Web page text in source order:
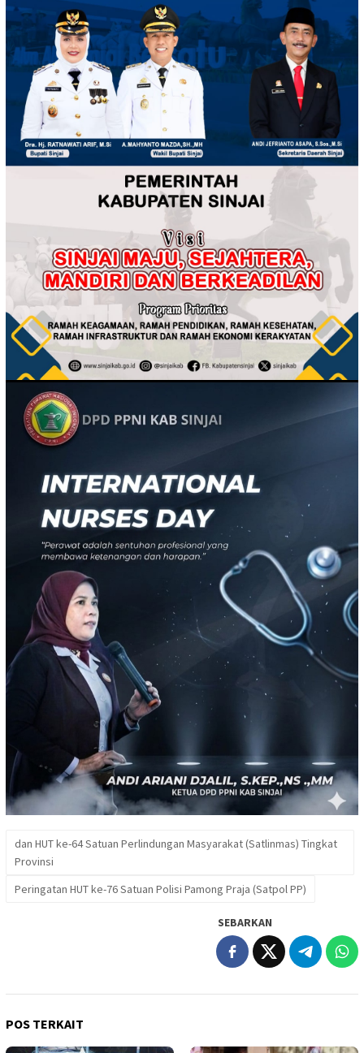
dan HUT ke-64 Satuan Perlindungan Masyarakat (Satlinmas) Tingkat
Provinsi
Peringatan HUT ke-76 Satuan Polisi Pamong Praja (Satpol PP)
SEBARKAN
POS TERKAIT